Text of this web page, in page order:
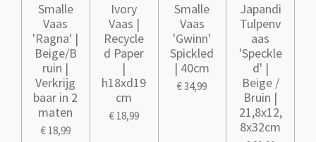
Smalle
Vaas
'Ragna' |
Beige/B
ruin |
Verkrijg
baar in 2
maten
€ 18,99
Ivory
Vaas |
Recycle
d Paper
|
h18xd19
cm
€ 18,99
Smalle
Vaas
'Gwinn'
Spickled
| 40cm
€ 34,99
Japandi
Tulpenv
aas
'Speckle
d' |
Beige /
Bruin |
21,8x12,
8x32cm